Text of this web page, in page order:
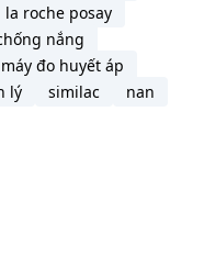
la roche posay
nắng
máy đo huyết áp
lý similac
nan